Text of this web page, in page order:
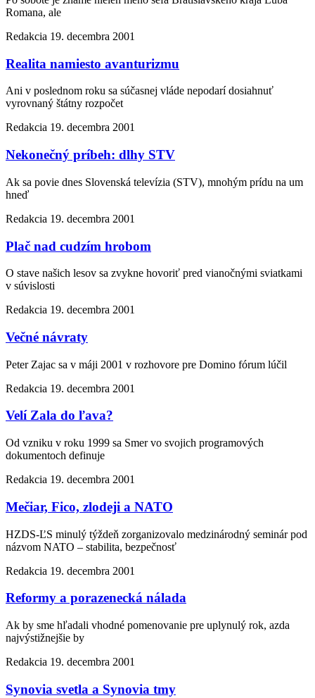
Romana, ale
Redakcia 19. decembra 2001
Realita namiesto avanturizmu
Ani v poslednom roku sa súčasnej vláde nepodarí dosiahnuť
vyrovnaný štátny rozpočet
Redakcia 19. decembra 2001
Nekonečný príbeh: dlhy STV
Ak sa povie dnes Slovenská televízia (STV), mnohým prídu na um
hneď
Redakcia 19. decembra 2001
Plač nad cudzím hrobom
O stave našich lesov sa zvykne hovoriť pred vianočnými sviatkami
v súvislosti
Redakcia 19. decembra 2001
Večné návraty
Peter Zajac sa v máji 2001 v rozhovore pre Domino fórum lúčil
Redakcia 19. decembra 2001
Velí Zala do ľava?
Od vzniku v roku 1999 sa Smer vo svojich programových
dokumentoch definuje
Redakcia 19. decembra 2001
Mečiar, Fico, zlodeji a NATO
HZDS-ĽS minulý týždeň zorganizovalo medzinárodný seminár pod
názvom NATO – stabilita, bezpečnosť
Redakcia 19. decembra 2001
Reformy a porazenecká nálada
Ak by sme hľadali vhodné pomenovanie pre uplynulý rok, azda
najvýstižnejšie by
Redakcia 19. decembra 2001
Synovia svetla a Synovia tmy